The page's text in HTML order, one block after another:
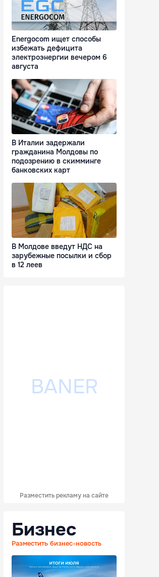
Energocom ищет способы
избежать дефицита
электроэнергии вечером 6
августа
В Италии задержали
гражданина Молдовы по
подозрению в скимминге
банковских карт
В Молдове введут НДС на
зарубежные посылки и сбор
в 12 леев
Разместить рекламу на сайте
Бизнес
Разместить бизнес-новость